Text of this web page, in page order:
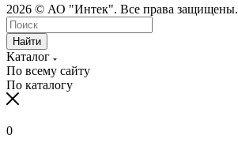
2026 © АО "Интек". Все права защищены.
Найти
Каталог
По всему сайту
По каталогу
0